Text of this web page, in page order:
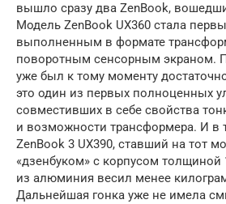
вышло сразу два ZenBook,
Модель ZenBook UX360 стала
выполненным в формате
поворотным сенсорным экраном.
уже был к тому моменту
это один из первых полноценных
совместивших в себе свойства
и возможности трансформера. И в
ZenBook 3 UX390, ставший на тот
«дзенбуком» с корпусом толщиной
из алюминия весил менее
Дальнейшая гонка уже не имела